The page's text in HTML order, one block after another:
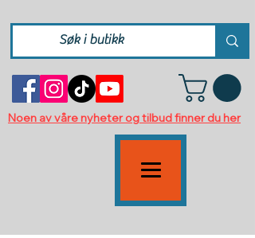
Noen av våre nyheter og tilbud finner du her